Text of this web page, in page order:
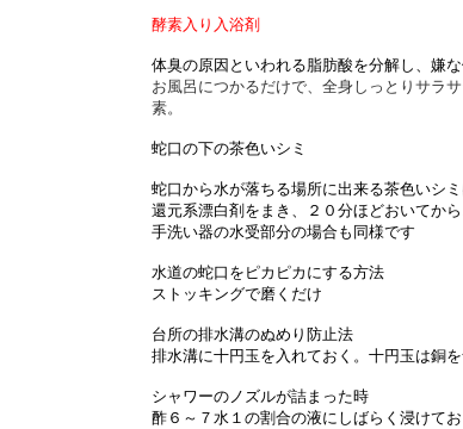
酵素入り入浴剤
体臭の原因といわれる脂肪酸を分解し、嫌
お風呂につかるだけで、全身しっとりサラ
素。
蛇口の下の茶色いシミ
蛇口から水が落ちる場所に出来る茶色いシ
還元系漂白剤をまき、２０分ほどおいてか
手洗い器の水受部分の場合も同様です
水道の蛇口をピカピカにする方法
ストッキングで磨くだけ
台所の排水溝のぬめり防止法
排水溝に十円玉を入れておく。十円玉は銅
シャワーのノズルが詰まった時
酢６～７水１の割合の液にしばらく浸けて